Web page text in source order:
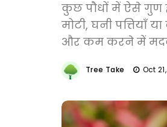
कुछ पौधों में ऐसे गुण
मोटी, घनी पत्तियाँ
और कम करने में मदद
Tree Take Oct